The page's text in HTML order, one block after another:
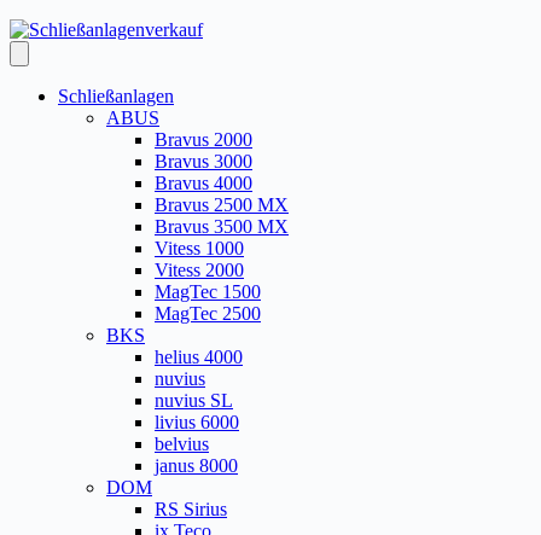
Schließanlagen
ABUS
Bravus 2000
Bravus 3000
Bravus 4000
Bravus 2500 MX
Bravus 3500 MX
Vitess 1000
Vitess 2000
MagTec 1500
MagTec 2500
BKS
helius 4000
nuvius
nuvius SL
livius 6000
belvius
janus 8000
DOM
RS Sirius
ix Teco